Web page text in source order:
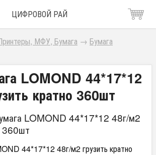
ЦИФРОВОЙ РАЙ
МФУ, Бумага → Бумага
LOMOND 44*17*12
кратно 360шт
LOMOND 44*17*12 48г/м2
360шт
44*17*12 48г/м2 грузить кратно